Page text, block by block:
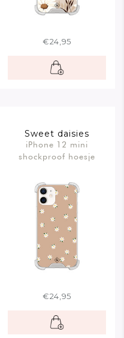
€24,95
Sweet daisies
iPhone 12 mini
shockproof hoesje
€24,95